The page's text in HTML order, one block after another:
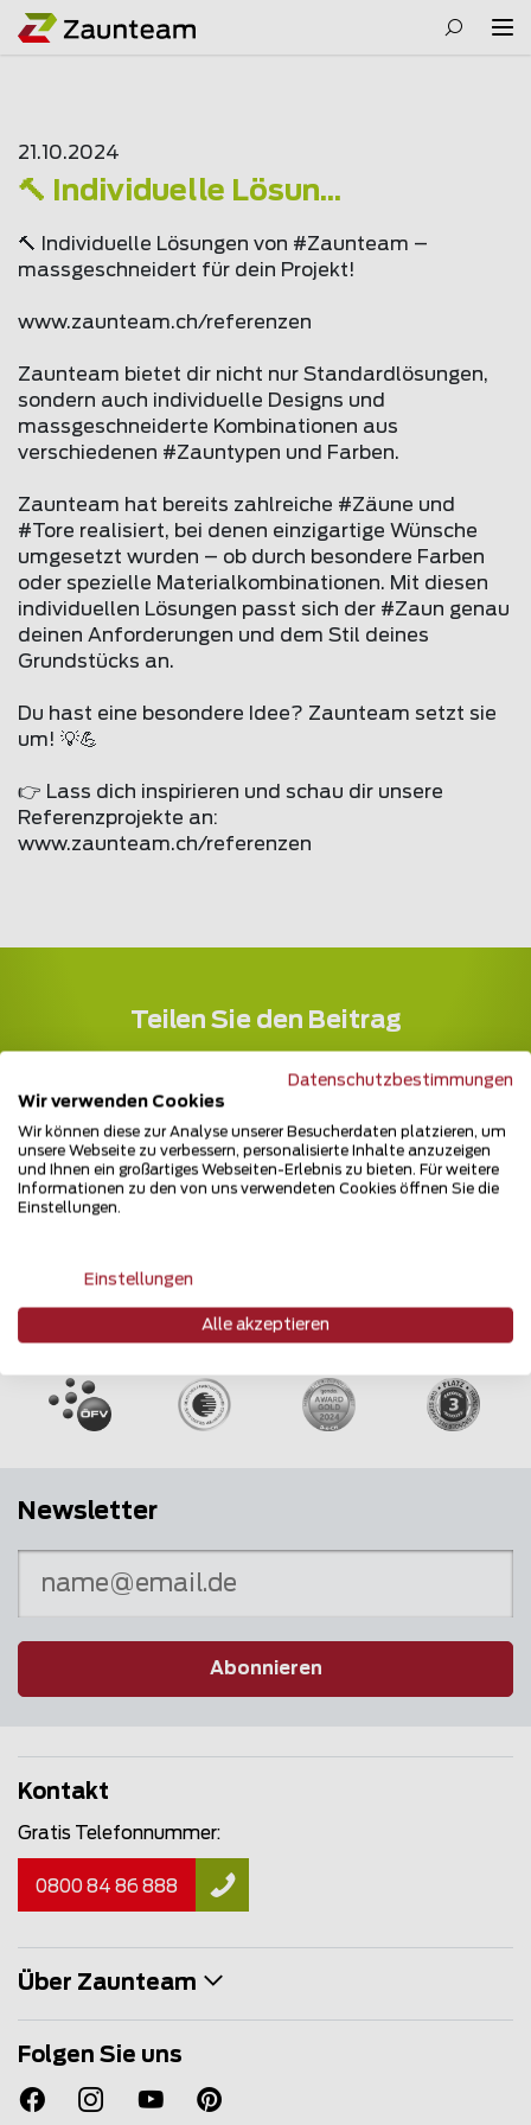
21.10.2024
🔨 Individuelle Lösun...
🔨 Individuelle Lösungen von #Zaunteam –
massgeschneidert für dein Projekt!
www.zaunteam.ch/referenzen
Zaunteam bietet dir nicht nur Standardlösungen,
sondern auch individuelle Designs und
massgeschneiderte Kombinationen aus
verschiedenen #Zauntypen und Farben.
Zaunteam hat bereits zahlreiche #Zäune und
#Tore realisiert, bei denen einzigartige Wünsche
umgesetzt wurden – ob durch besondere Farben
oder spezielle Materialkombinationen. Mit diesen
individuellen Lösungen passt sich der #Zaun genau
deinen Anforderungen und dem Stil deines
Grundstücks an.
Du hast eine besondere Idee? Zaunteam setzt sie
um! 💡💪
👉 Lass dich inspirieren und schau dir unsere
Referenzprojekte an:
www.zaunteam.ch/referenzen
Teilen Sie den Beitrag
Mehrfach ausgezeichnet und immer am
Puls des Marktes
Newsletter
Abonnieren
Kontakt
Gratis Telefonnummer:
0800 84 86 888
Über Zaunteam
Folgen Sie uns
Datenschutzbestimmungen
Wir verwenden Cookies
Wir können diese zur Analyse unserer Besucherdaten platzieren, um
unsere Webseite zu verbessern, personalisierte Inhalte anzuzeigen
und Ihnen ein großartiges Webseiten-Erlebnis zu bieten. Für weitere
Informationen zu den von uns verwendeten Cookies öffnen Sie die
Einstellungen.
Einstellungen
Alle akzeptieren